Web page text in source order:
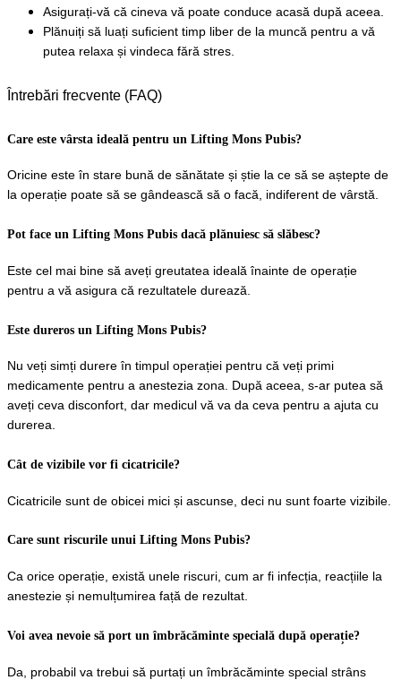
Asigurați-vă că cineva vă poate conduce acasă după aceea.
Plănuiți să luați suficient timp liber de la muncă pentru a vă
putea relaxa și vindeca fără stres.
Întrebări frecvente (FAQ)
Care este vârsta ideală pentru un Lifting Mons Pubis?
Oricine este în stare bună de sănătate și știe la ce să se aștepte de
la operație poate să se gândească să o facă, indiferent de vârstă.
Pot face un Lifting Mons Pubis dacă plănuiesc să slăbesc?
Este cel mai bine să aveți greutatea ideală înainte de operație
pentru a vă asigura că rezultatele durează.
Este dureros un Lifting Mons Pubis?
Nu veți simți durere în timpul operației pentru că veți primi
medicamente pentru a anestezia zona. După aceea, s-ar putea să
aveți ceva disconfort, dar medicul vă va da ceva pentru a ajuta cu
durerea.
Cât de vizibile vor fi cicatricile?
Cicatricile sunt de obicei mici și ascunse, deci nu sunt foarte vizibile.
Care sunt riscurile unui Lifting Mons Pubis?
Ca orice operație, există unele riscuri, cum ar fi infecția, reacțiile la
anestezie și nemulțumirea față de rezultat.
Voi avea nevoie să port un îmbrăcăminte specială după operație?
Da, probabil va trebui să purtați un îmbrăcăminte special strâns